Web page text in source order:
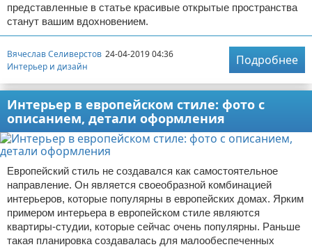
представленные в статье красивые открытые пространства
станут вашим вдохновением.
Вячеслав Селиверстов 24-04-2019 04:36
Интерьер и дизайн
Подробнее
Интерьер в европейском стиле: фото с
описанием, детали оформления
Европейский стиль не создавался как самостоятельное
направление. Он является своеобразной комбинацией
интерьеров, которые популярны в европейских домах. Ярким
примером интерьера в европейском стиле являются
квартиры-студии, которые сейчас очень популярны. Раньше
такая планировка создавалась для малообеспеченных